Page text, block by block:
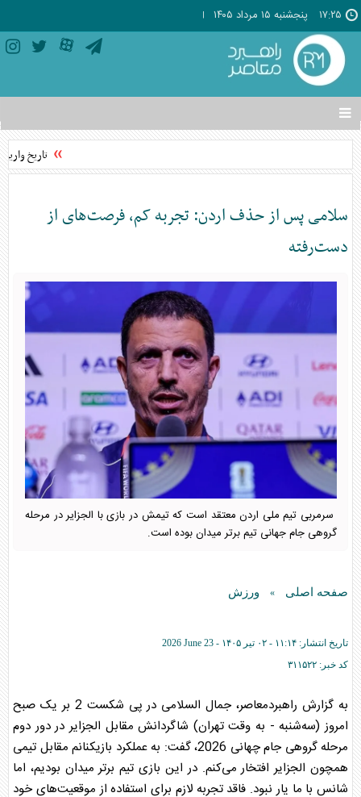
۱۷:۲۵ پنجشنبه ۱۵ مرداد ۱۴۰۵
تغییر
وضعیت
منوی
ها
تاریخ واریز
سلامی پس از حذف اردن: تجربه کم، فرصت‌های از
دست‌رفته
سرمربی تیم ملی اردن معتقد است که تیمش در بازی با الجزایر در مرحله
گروهی جام جهانی تیم برتر میدان بوده است.
صفحه اصلی » ورزش
تاریخ انتشار: ۱۱:۱۴ - ۰۲ تير ۱۴۰۵ -
2026 June 23
کد خبر: ۳۱۱۵۲۲
به گزارش راهبردمعاصر، جمال السلامی در پی شکست 2 بر یک صبح
امروز (سه‌شنبه - به وقت تهران) شاگردانش مقابل الجزایر در دور دوم
مرحله گروهی جام چهانی 2026، گفت: به عملکرد بازیکنانم مقابل تیمی
همچون الجزایر افتخار می‌کنم. در این بازی تیم برتر میدان بودیم، اما
شانس با ما یار نبود. فاقد تجربه لازم برای استفاده از موقعیت‌های خود